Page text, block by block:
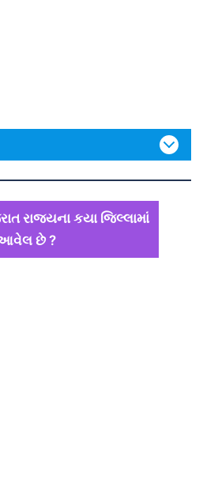
રાજ્યના કયા જિલ્લામાં
છે ?